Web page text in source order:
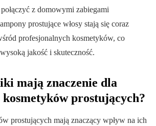
z domowymi zabiegami
prostujące włosy stają się coraz
profesjonalnych kosmetyków, co
jakość i skuteczność.
mają znaczenie dla
kosmetyków prostujących?
prostujących mają znaczący wpływ na ich